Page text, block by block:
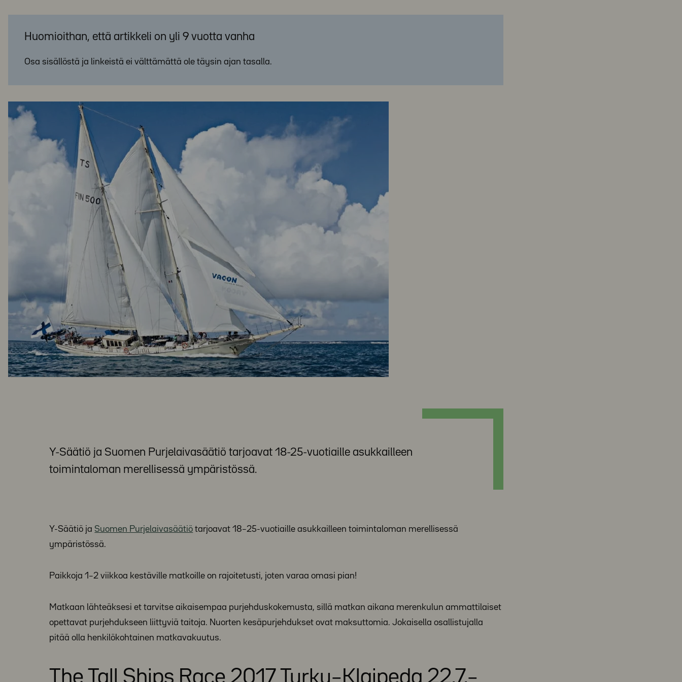
Huomioithan, että artikkeli on yli 9 vuotta vanha
Osa sisällöstä ja linkeistä ei välttämättä ole täysin ajan tasalla.
Y-Säätiö ja Suomen Purjelaivasäätiö tarjoavat 18-25-vuotiaille asukkailleen
toimintaloman merellisessä ympäristössä.
Y-Säätiö ja Suomen Purjelaivasäätiö tarjoavat 18–25-vuotiaille asukkailleen toimintaloman merellisessä
ympäristössä.
Paikkoja 1–2 viikkoa kestäville matkoille on rajoitetusti, joten varaa omasi pian!
Matkaan lähteäksesi et tarvitse aikaisempaa purjehduskokemusta, sillä matkan aikana merenkulun ammattilaiset
opettavat purjehdukseen liittyviä taitoja. Nuorten kesäpurjehdukset ovat maksuttomia. Jokaisella osallistujalla
pitää olla henkilökohtainen matkavakuutus.
The Tall Ships Race 2017 Turku–Klaipeda 22.7.–